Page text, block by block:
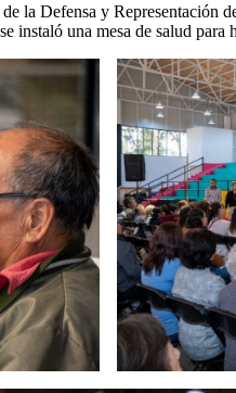
la Defensa y
instaló una mesa de salud para